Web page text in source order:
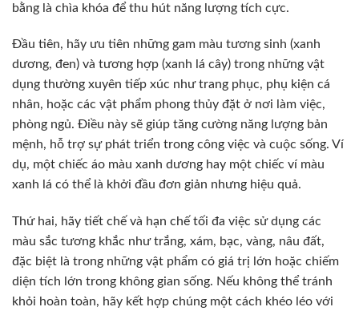
bằng là chìa khóa để thu hút năng lượng tích cực.
Đầu tiên, hãy ưu tiên những gam màu tương sinh (xanh
dương, đen) và tương hợp (xanh lá cây) trong những vật
dụng thường xuyên tiếp xúc như trang phục, phụ kiện cá
nhân, hoặc các vật phẩm phong thủy đặt ở nơi làm việc,
phòng ngủ. Điều này sẽ giúp tăng cường năng lượng bản
mệnh, hỗ trợ sự phát triển trong công việc và cuộc sống. Ví
dụ, một chiếc áo màu xanh dương hay một chiếc ví màu
xanh lá có thể là khởi đầu đơn giản nhưng hiệu quả.
Thứ hai, hãy tiết chế và hạn chế tối đa việc sử dụng các
màu sắc tương khắc như trắng, xám, bạc, vàng, nâu đất,
đặc biệt là trong những vật phẩm có giá trị lớn hoặc chiếm
diện tích lớn trong không gian sống. Nếu không thể tránh
khỏi hoàn toàn, hãy kết hợp chúng một cách khéo léo với